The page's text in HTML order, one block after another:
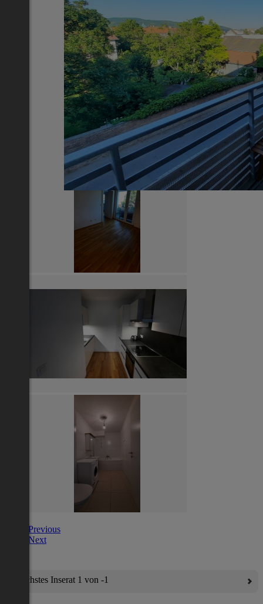
Previous
Next
Nächstes Inserat 1 von -1